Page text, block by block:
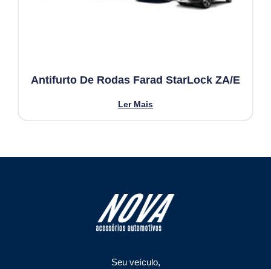
Antifurto De Rodas Farad StarLock ZA/E
Ler Mais
Seu veículo,